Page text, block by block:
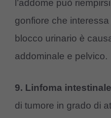
l’addome può
gonfiore che interessa
blocco urinario è
addominale e pelvico.
9. Linfoma
di tumore in grado di